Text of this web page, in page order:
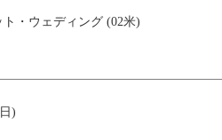
・ウェディング (02米)
)